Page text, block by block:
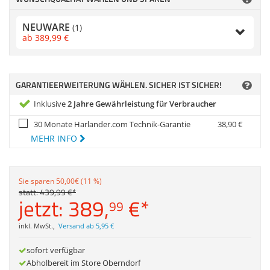
NEUWARE (1)
ab 389,99 €
GARANTIEERWEITERUNG WÄHLEN. SICHER IST SICHER!
Inklusive2 Jahre Gewährleistung für Verbraucher
30 Monate Harlander.com Technik-Garantie
38,90€
MEHR INFO
Sie sparen 50,00€ (11 %)
statt:439,99€*
jetzt: 389,99 €*
inkl. MwSt., Versand ab 5,95 €
sofort verfügbar
Abholbereit im Store Oberndorf